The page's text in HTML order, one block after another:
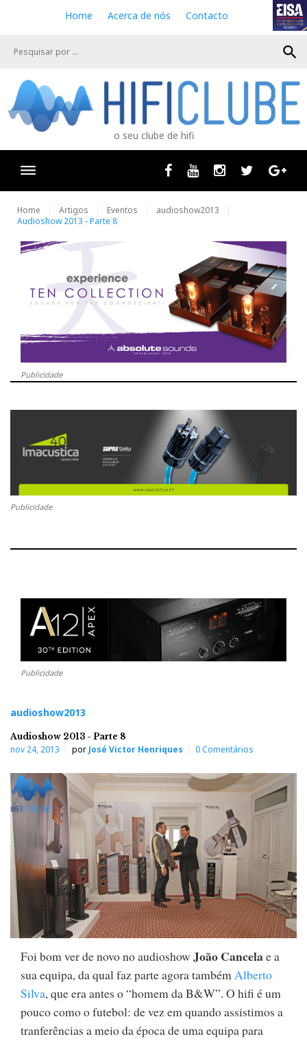
e
Home Acerca de nós Contacto
search
o seu clube de hifi
Facebook
Youtube InstagramTwitter
Home Artigos Eventos
audioshow2013
Audioshow 2013 - Parte 8
Publicidade
Publicidade
Publicidade
audioshow2013
Audioshow 2013 - Parte 8
nov 24, 2013 por José Victor Henriques 0 Comentários
Foi bom ver de novo no audioshow João Cancelae a
sua equipa, da qual faz parte agora tambémAlberto
Silva, que era antes o “homem da B&W”. O hifi é um
pouco como o futebol: de vez em quando assistimos a
tranferências a meio da época de uma equipa para